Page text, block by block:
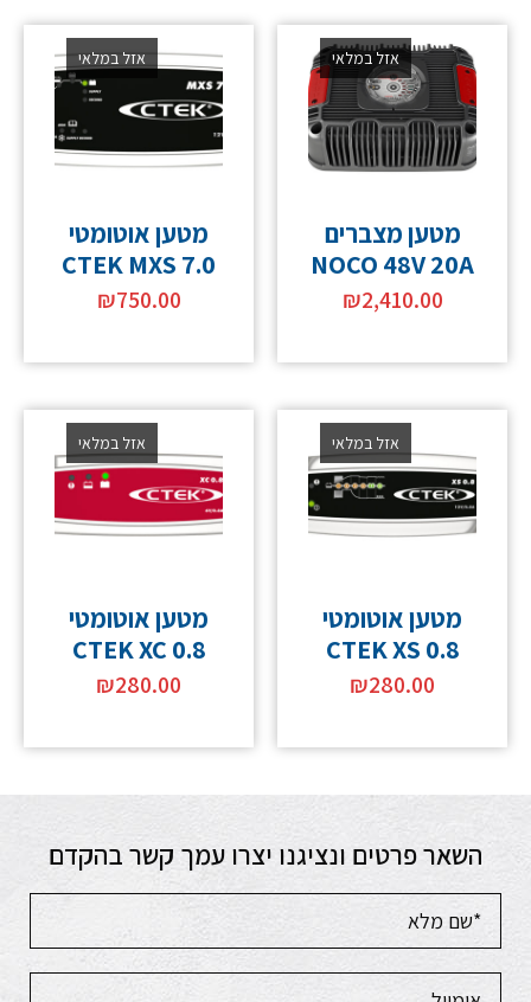
אזל במלאי
מטען מצברים
NOCO 48V 20A
₪2,410.00
אזל במלאי
מטען אוטומטי
CTEK MXS 7.0
₪750.00
אזל במלאי
מטען אוטומטי
CTEK XS 0.8
₪280.00
אזל במלאי
מטען אוטומטי
CTEK XC 0.8
₪280.00
השאר פרטים ונציגנו יצרו עמך קשר בהקדם